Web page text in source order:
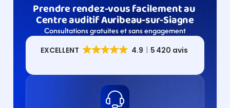
Prendre rendez-vous facilement au
Centre auditif Auribeau-sur-Siagne
Consultations gratuites et sans engagement